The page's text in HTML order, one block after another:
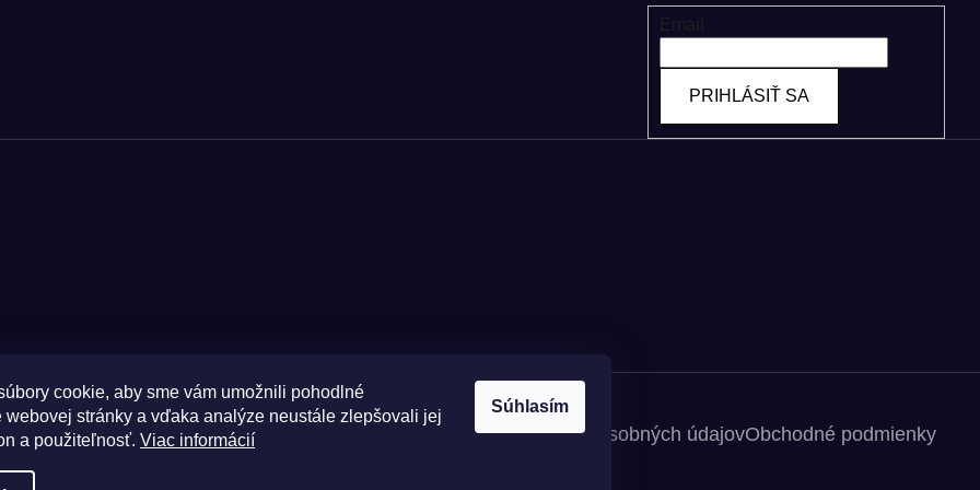
cookie, aby sme vám umožnili pohodlné
webovej stránky a vďaka analýze neustále zlepšovali jej
a použiteľnosť. Viac informácií
Súhlasím
PRIHLÁSIŤ SA
Zásady spracovania osobných údajovObchodné podmienky